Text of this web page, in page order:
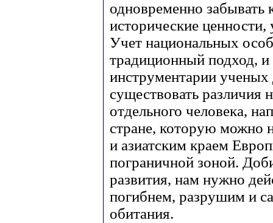
одновременно забывать
исторические
Учет национальных
традиционный подход, и
инструментарии ученых
существовать различия
отдельного человека,
стране, которую можно
и азиатским краем
пограничной зоной.
развития, нам нужно
погибнем, разрушим и
обитания.